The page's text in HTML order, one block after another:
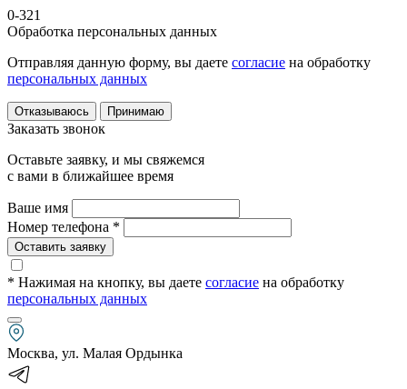
0-321
Обработка персональных данных
Отправляя данную форму, вы даете согласие на обработку
персональных данных
Отказываюсь Принимаю
Заказать звонок
Оставьте заявку, и мы свяжемся
с вами в ближайшее время
Ваше имя
Номер телефона *
Оставить заявку
* Нажимая на кнопку, вы даете согласие на обработку
персональных данных
Москва, ул. Малая Ордынка